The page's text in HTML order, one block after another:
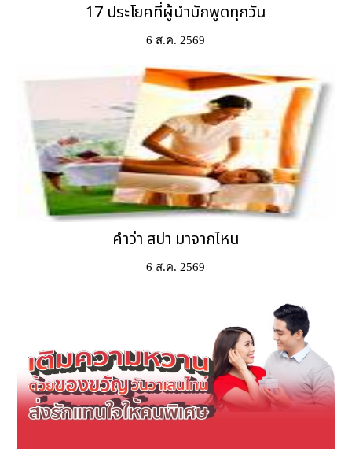
17 ประโยคที่ผู้นำมักพูดทุกวัน
6 ส.ค. 2569
คำว่า สปา มาจากไหน
6 ส.ค. 2569